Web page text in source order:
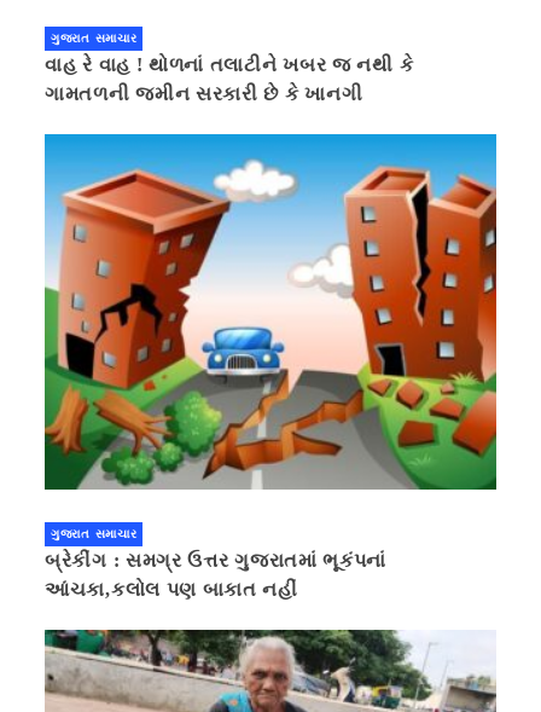
ગુજરાત સમાચાર
વાહ રે વાહ ! થોળનાં તલાટીને ખબર જ નથી કે
ગામતળની જમીન સરકારી છે કે ખાનગી
ગુજરાત સમાચાર
બ્રેકીંગ : સમગ્ર ઉત્તર ગુજરાતમાં ભૂકંપનાં
આંચકા,કલોલ પણ બાકાત નહીં